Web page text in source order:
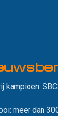
kampioen:
meer dan